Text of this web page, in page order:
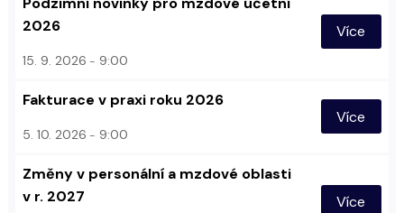
2026
15. 9. 2026 9:00
Více
Fakturace v praxi roku 2026
5. 10. 2026 9:00
Více
Změny v personální a mzdové oblasti
v r. 2027
Více